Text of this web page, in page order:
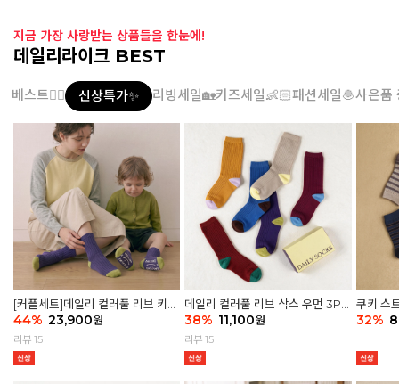
지금 가장 사랑받는 상품들을 한눈에!
데일리라이크 BEST
베스트👍🏻 신상특가✨ 리빙세일🏡키즈세일👶🏻패션세일🧆사은품
[커플세트]데일리 컬러풀 리브 키즈
6P & 우먼3P 삭스세트
44% 23,900원
리뷰 15
데일리 컬러풀 리브 삭스 우먼 3P
세트
38% 11,100원
리뷰 15
쿠키 스
32%